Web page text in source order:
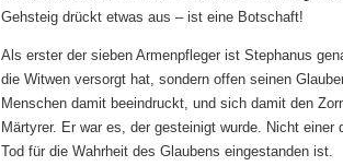
Gehsteig drückt etwas aus – ist eine Botschaft!
Als erster der sieben Armenpfleger ist Stephanus
die Witwen versorgt hat, sondern offen seinen
Menschen damit beeindruckt, und sich damit den
Märtyrer. Er war es, der gesteinigt wurde. Nicht
Tod für die Wahrheit des Glaubens eingestanden ist.